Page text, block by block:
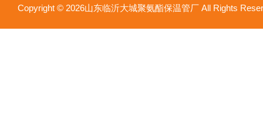
Copyright © 2026山东临沂大城聚氨酯保温管厂 All Rights